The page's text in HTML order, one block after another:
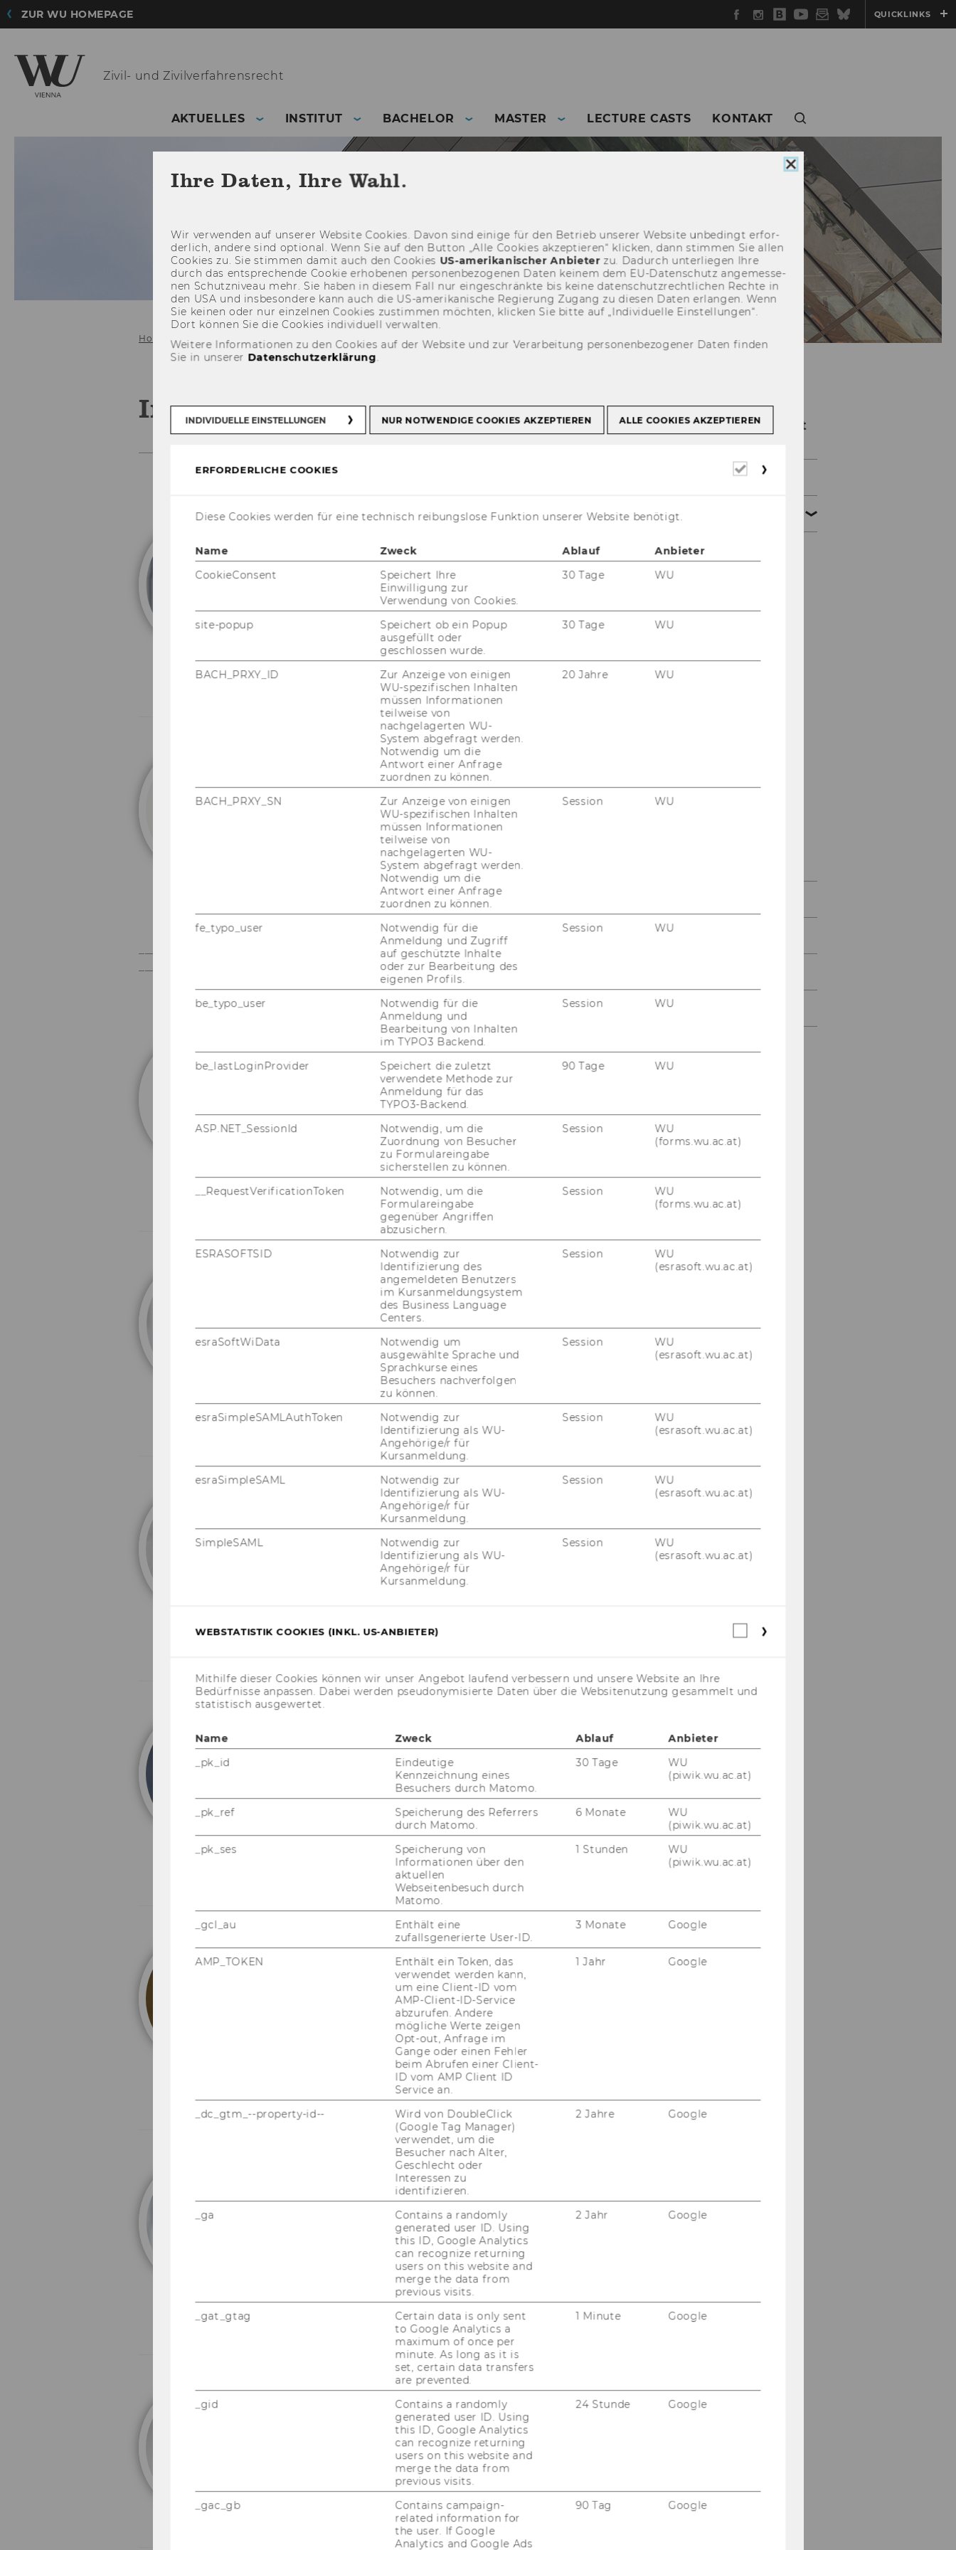
ZUR WU HOMEPAGE Facebook
Instagram
WU
Blog
YouTube
Newsletter
BlueskyQUICKLINKS
Zivil- und Zivilverfahrensrecht
AKTUELLES INSTITUT BACHELOR MASTER LECTURE CASTS KONTAKT
Home Institut
Institut
Univ.-Prof. Dr. Martin Spitzer
Institutsvorstand | Programmdirektor
Wirtschaftsrecht
lehrstuhl.spitzer@wu.ac.at
(+43) 1 31336-5666
Univ.-Prof. Dr. Sebastian Mock,
LL.M.
Stellvertretender Institutsvorstand
sebastian.mock@wu.ac.at
(+43) 1 31336-5900
___________________________________________________________________
___________________________________________________________________
ao. Univ.-Prof. Mag. Dr. Thomas
Bachner, LL.M. Ph.D.
thomas.bachner@wu.ac.at
(+43) 1 31336-4188
Prof. Dr. Bernhard Burtscher
bernhard.burtscher@uni.li
o. Univ.-Prof. Dr. Peter Bydlinski
lehrstuhl.bydlinski@wu.ac.at
(+43) 1 31336-5666
Univ.-Prof. Dr. Georg Kodek,
georg.kodek@wu.ac.at
(+43) 1 31336-4276
Univ.-Prof. Dr. Stefan Perner
Departmentvorstand
stefan.perner@wu.ac.at
(+43) 1 31336-6611
Univ.-Prof. Dr. Alexander
Wilfinger
lehrstuhl.wilfinger@wu.ac.at
(+43) 1 31336-5666
RA Univ.-Prof. Dr. Raimund
Bollenberger †
Zivil- und
Zivilverfahrensrecht
Institut
Prof. Bollenberger †
Master
Kontakt
Cookie
Consent
schließen
Ihre Daten, Ihre Wahl.
Wir ver­wen­den auf un­se­rer Web­site Coo­kies. Davon sind ei­ni­ge für den Be­trieb un­se­rer Web­site un­be­dingt er­for­
der­lich, an­de­re sind op­tio­nal. Wenn Sie auf den But­ton „Alle Coo­kies ak­zep­tie­ren“ kli­cken, dann stim­men Sie allen
Coo­kies zu. Sie stim­men damit auch den Coo­kies US-​amerikanischer An­bie­terzu. Da­durch un­ter­lie­gen Ihre
durch das ent­spre­chen­de Coo­kie er­ho­be­nen per­so­nen­be­zo­ge­nen Daten kei­nem dem EU-​Datenschutz an­ge­mes­se­
nen Schutz­ni­veau mehr. Sie haben in die­sem Fall nur ein­ge­schränk­te bis keine da­ten­schutz­recht­li­chen Rech­te in
den USA und ins­be­son­de­re kann auch die US-​amerikanische Re­gie­rung Zu­gang zu die­sen Daten er­lan­gen. Wenn
Sie kei­nen oder nur ein­zel­nen Coo­kies zu­stim­men möch­ten, kli­cken Sie bitte auf „In­di­vi­du­el­le Ein­stel­lun­gen“.
Dort kön­nen Sie die Coo­kies in­di­vi­du­ell ver­wal­ten.
Weitere Informationen zu den Cookies auf der Website und zur Verarbeitung personenbezogener Daten finden
Sie in unserer Datenschutzerklärung.
INDIVIDUELLE EINSTELLUNGEN NUR NOTWENDIGE COOKIES AKZEPTIEREN ALLE COOKIES AKZEPTIEREN
ERFORDERLICHE COOKIES
Erforderliche
Diese Cookies werden für eine technisch reibungslose Funktion unserer Website benötigt.
Name Zweck Ablauf
Anbieter
CookieConsent
Speichert Ihre
Einwilligung zur
Verwendung von Cookies.
30 Tage WU
site-popup
Speichert ob ein Popup
ausgefüllt oder
geschlossen wurde.
30 Tage WU
BACH_PRXY_ID
Zur Anzeige von einigen
WU-spezifischen Inhalten
müssen Informationen
teilweise von
nachgelagerten WU-
System abgefragt werden.
Notwendig um die
Antwort einer Anfrage
zuordnen zu können.
20 Jahre WU
BACH_PRXY_SN
Zur Anzeige von einigen
WU-spezifischen Inhalten
müssen Informationen
teilweise von
nachgelagerten WU-
System abgefragt werden.
Notwendig um die
Antwort einer Anfrage
zuordnen zu können.
Session WU
fe_typo_user
Notwendig für die
Anmeldung und Zugriff
auf geschützte Inhalte
oder zur Bearbeitung des
eigenen Profils.
Session WU
be_typo_user
Notwendig für die
Anmeldung und
Bearbeitung von Inhalten
im TYPO3 Backend.
Session WU
be_lastLoginProvider
Speichert die zuletzt
verwendete Methode zur
Anmeldung für das
TYPO3-Backend.
90 Tage WU
ASP.NET_SessionId
Notwendig, um die
Zuordnung von Besucher
zu Formulareingabe
sicherstellen zu können.
Session
WU
(forms.wu.ac.at)
__RequestVerificationToken
Notwendig, um die
Formulareingabe
gegenüber Angriffen
abzusichern.
Session
WU
(forms.wu.ac.at)
ESRASOFTSID
Notwendig zur
Identifizierung des
angemeldeten Benutzers
im Kursanmeldungsystem
des Business Language
Centers.
Session
WU
(esrasoft.wu.ac.at)
esraSoftWiData
Notwendig um
ausgewählte Sprache und
Sprachkurse eines
Besuchers nachverfolgen
zu können.
Session
WU
(esrasoft.wu.ac.at)
esraSimpleSAMLAuthToken
Notwendig zur
Identifizierung als WU-
Angehörige/r für
Kursanmeldung.
Session
WU
(esrasoft.wu.ac.at)
esraSimpleSAML
Notwendig zur
Identifizierung als WU-
Angehörige/r für
Kursanmeldung.
Session
WU
(esrasoft.wu.ac.at)
SimpleSAML
Notwendig zur
Identifizierung als WU-
Angehörige/r für
Kursanmeldung.
Session
WU
(esrasoft.wu.ac.at)
WEBSTATISTIK COOKIES (INKL. US-ANBIETER)
Webstatistik
Mithilfe dieser Cookies können wir unser Angebot laufend verbessern und unsere Website an Ihre
Bedürfnisse anpassen. Dabei werden pseudonymisierte Daten über die Websitenutzung gesammelt und
statistisch ausgewertet.
Name Zweck Ablauf
Anbieter
_pk_id
Eindeutige
Kennzeichnung eines
Besuchers durch Matomo.
30 Tage
WU
(piwik.wu.ac.at)
_pk_ref
Speicherung des Referrers
durch Matomo.
6 Monate
WU
(piwik.wu.ac.at)
_pk_ses
Speicherung von
Informationen über den
aktuellen
Webseitenbesuch durch
Matomo.
1 Stunden
WU
(piwik.wu.ac.at)
_gcl_au
Enthält eine
zufallsgenerierte User-ID.
3 Monate Google
AMP_TOKEN
Enthält ein Token, das
verwendet werden kann,
um eine Client-ID vom
AMP-Client-ID-Service
abzurufen. Andere
mögliche Werte zeigen
Opt-out, Anfrage im
Gange oder einen Fehler
beim Abrufen einer Client-
ID vom AMP Client ID
Service an.
1 Jahr Google
_dc_gtm_--property-id--
Wird von DoubleClick
(Google Tag Manager)
verwendet, um die
Besucher nach Alter,
Geschlecht oder
Interessen zu
identifizieren.
2 Jahre Google
_ga
Contains a randomly
generated user ID. Using
this ID, Google Analytics
can recognize returning
users on this website and
merge the data from
previous visits.
2 Jahr Google
_gat_gtag
Certain data is only sent
to Google Analytics a
maximum of once per
minute. As long as it is
set, certain data transfers
are prevented.
1 Minute Google
_gid
Contains a randomly
generated user ID. Using
this ID, Google Analytics
can recognize returning
users on this website and
merge the data from
previous visits.
24 Stunde Google
_gac_gb
Contains campaign-
related information for
the user. If Google
Analytics and Google Ads
90 Tag Google